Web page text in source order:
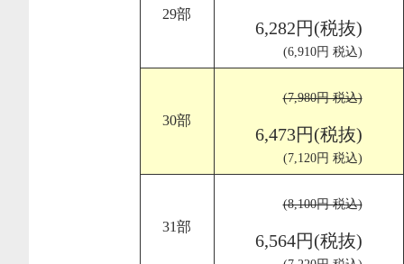
29部
6,282円(税抜)
(6,910円 税込)
30部
(7,980円 税込)
6,473円(税抜)
(7,120円 税込)
31部
(8,100円 税込)
6,564円(税抜)